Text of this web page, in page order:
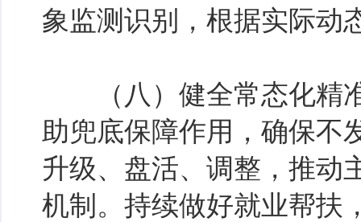
象监测识别，根据实际动
（八）健全常态化精准
助兜底保障作用，确保不
升级、盘活、调整，推动
机制。持续做好就业帮扶